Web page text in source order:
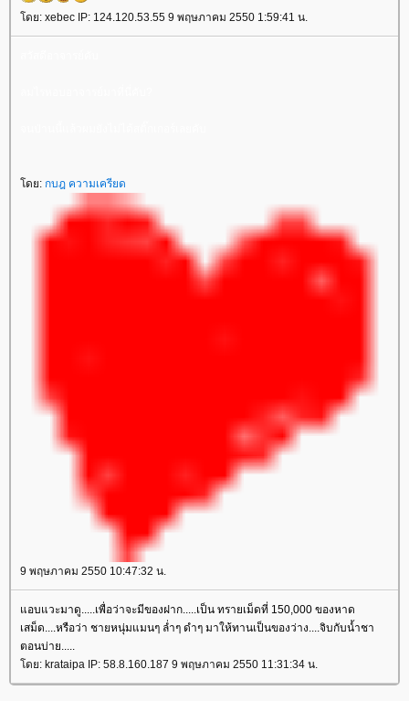
ดย: xebec IP: 124.120.53.55 9 พฤษภาคม 2550 1:59:41 น.
ดย: กบฎ ความเครียด
9 พฤษภาคม 2550 10:47:32 น.
อบแวะมาดู.....เพื่อว่าจะมีของฝาก.....เป็น ทรายเม็ดที่ 150,000 ของหาด
เสม็ด....หรือว่า ชายหนุ่มแมนๆ ล่ำๆ ดำๆ มาให้ทานเป็นของว่าง....จิบกับน้ำชา
ตอนบ่าย.....
ดย: krataipa IP: 58.8.160.187 9 พฤษภาคม 2550 11:31:34 น.